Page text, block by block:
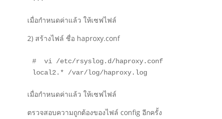
เมื่อกำหนดค่าแล้ว ให้เซฟไฟล์
2) สร้างไฟล์ ชื่อ haproxy.conf
#  vi /etc/rsyslog.d/haproxy.conf
local2.* /var/log/haproxy.log
เมื่อกำหนดค่าแล้ว ให้เซฟไฟล์
ตรวจสอบความถูกต้องของไฟล์ config อีกครั้ง